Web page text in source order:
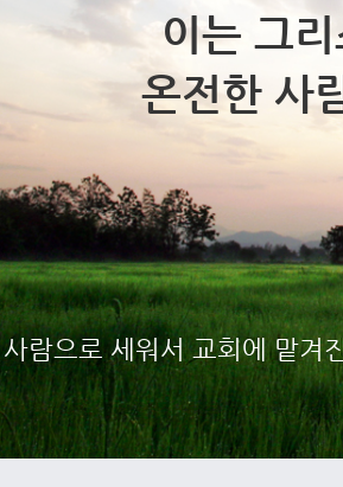
이는 그
온전한 사
람으로 세워서 교회에 맡겨